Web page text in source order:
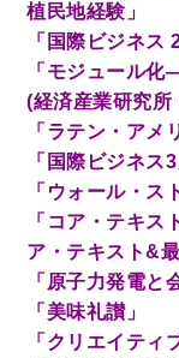
アート・建築
書道
イ
他建築・芸術
建築家・建設
日本の伝統文
楽譜・スコア
理工書関係
科学書・工学
植民地経験」
「国際ビジネス
「モジュール
(経済産業研究所
「ラテン・アメ
「国際ビジネス3
「ウォール・ス
「コア・テキス
ア・テキスト&最
「原子力発電と
「美味礼讃」
「クリエイティ